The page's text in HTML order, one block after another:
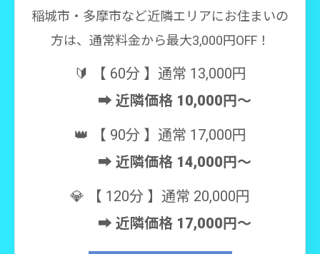
稲城市・多摩市など近隣エリアにお住まいの
方は、通常料金から最大3,000円OFF！
🔰 【 60分 】通常 13,000円
➡️ 近隣価格 10,000円〜
👑 【 90分 】通常 17,000円
➡️ 近隣価格 14,000円〜
💎 【 120分 】通常 20,000円
➡️ 近隣価格 17,000円〜